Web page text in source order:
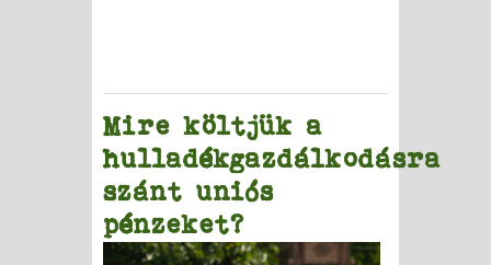
Mire költjük a
hulladékgazdálkodásra
szánt uniós
pénzeket?